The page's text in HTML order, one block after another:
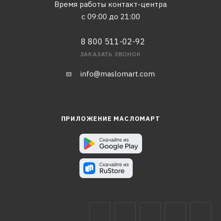
Время работы контакт-центра
с 09:00 до 21:00
8 800 511-02-92
ЗАКАЗАТЬ ЗВОНОК
info@maslomart.com
ПРИЛОЖЕНИЕ МАСЛОМАРТ